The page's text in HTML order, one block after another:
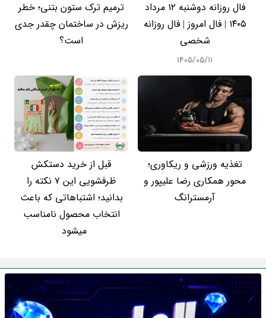
فال روزانه دوشنبه ۱۲ مرداد
۱۴۰۵ | فال امروز | فال روزانه
شخصی
۱۴۰۵/۰۵/۱۱
ترمیم ترک ستون بتنی؛ خطر
ریزش در ساختمان چقدر جدی
است؟
تغذیه ورزشی و ریکاوری؛
محور همکاری رضا علیپور و
آرمسترانگ
قبل از خرید دستکش
ظرفشویی این ۷ نکته را
بدانید؛ اشتباهاتی که باعث
انتخاب محصول نامناسب
میشود